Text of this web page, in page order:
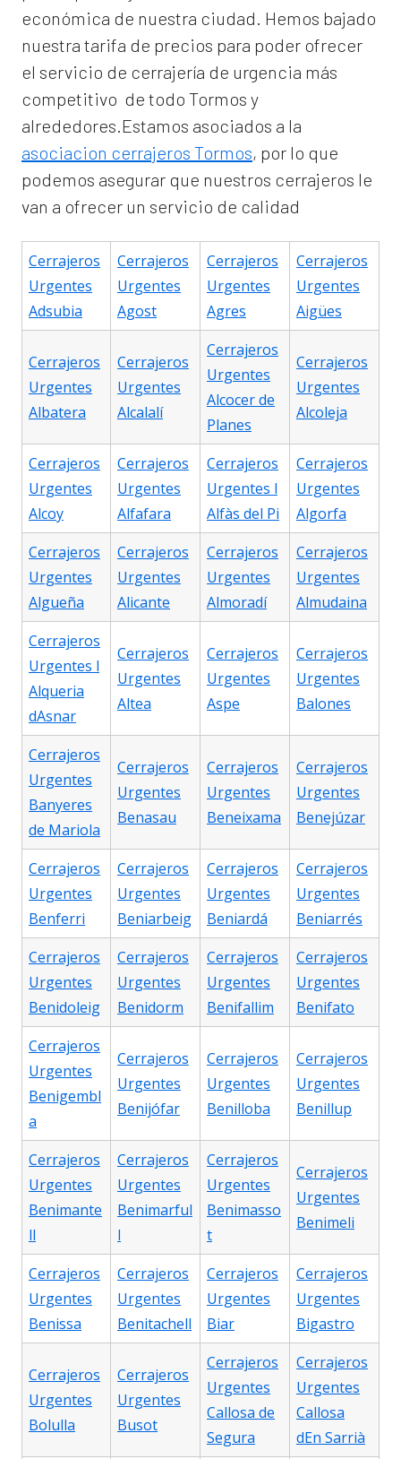
económica de nuestra ciudad. Hemos bajado
nuestra tarifa de precios para poder ofrecer
el servicio de cerrajería de urgencia más
competitivo de todo Tormos y
alrededores.Estamos asociados a la
asociacion cerrajeros Tormos, por lo que
podemos asegurar que nuestros cerrajeros le
van a ofrecer un servicio de calidad
Cerrajeros
Urgentes
Adsubia
Cerrajeros
Urgentes
Agost
Cerrajeros
Urgentes
Agres
Cerrajeros
Urgentes
Aigües
Cerrajeros
Urgentes
Albatera
Cerrajeros
Urgentes
Alcalalí
Cerrajeros
Urgentes
Alcocer de
Planes
Cerrajeros
Urgentes
Alcoleja
Cerrajeros
Urgentes
Alcoy
Cerrajeros
Urgentes
Alfafara
Cerrajeros
Urgentes l
Alfàs del Pi
Cerrajeros
Urgentes
Algorfa
Cerrajeros
Urgentes
Algueña
Cerrajeros
Urgentes
Alicante
Cerrajeros
Urgentes
Almoradí
Cerrajeros
Urgentes
Almudaina
Cerrajeros
Urgentes l
Alqueria
dAsnar
Cerrajeros
Urgentes
Altea
Cerrajeros
Urgentes
Aspe
Cerrajeros
Urgentes
Balones
Cerrajeros
Urgentes
Banyeres
de Mariola
Cerrajeros
Urgentes
Benasau
Cerrajeros
Urgentes
Beneixama
Cerrajeros
Urgentes
Benejúzar
Cerrajeros
Urgentes
Benferri
Cerrajeros
Urgentes
Beniarbeig
Cerrajeros
Urgentes
Beniardá
Cerrajeros
Urgentes
Beniarrés
Cerrajeros
Urgentes
Benidoleig
Cerrajeros
Urgentes
Benidorm
Cerrajeros
Urgentes
Benifallim
Cerrajeros
Urgentes
Benifato
Cerrajeros
Urgentes
Benigembl
a
Cerrajeros
Urgentes
Benijófar
Cerrajeros
Urgentes
Benilloba
Cerrajeros
Urgentes
Benillup
Cerrajeros
Urgentes
Benimante
ll
Cerrajeros
Urgentes
Benimarful
l
Cerrajeros
Urgentes
Benimasso
t
Cerrajeros
Urgentes
Benimeli
Cerrajeros
Urgentes
Benissa
Cerrajeros
Urgentes
Benitachell
Cerrajeros
Urgentes
Biar
Cerrajeros
Urgentes
Bigastro
Cerrajeros
Urgentes
Bolulla
Cerrajeros
Urgentes
Busot
Cerrajeros
Urgentes
Callosa de
Segura
Cerrajeros
Urgentes
Callosa
dEn Sarrià